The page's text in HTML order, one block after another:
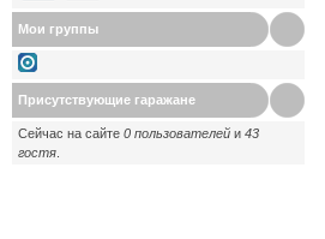
Мои группы
Присутствующие гаражане
Сейчас на сайте 0 пользователей и 43
гостя